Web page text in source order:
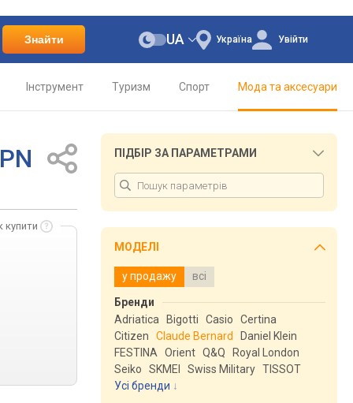
Знайти Україна
UA Увійти
Інструмент Туризм Спорт Мода та аксесуари
купити
ПІДБІР ЗА ПАРАМЕТРАМИ
МОДЕЛІ
у продажу всі
Бренди
Adriatica
Bigotti Casio
Certina
Citizen
Claude Bernard
Daniel Klein
FESTINA
Orient Q&Q
Royal London
Seiko
SKMEI Swiss Military TISSOT
Усі бренди